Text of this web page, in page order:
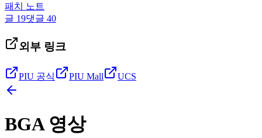
패치 노트
글 19댓글 40
외부 링크
PIU 공식 PIU Mall UCS
BGA 영상